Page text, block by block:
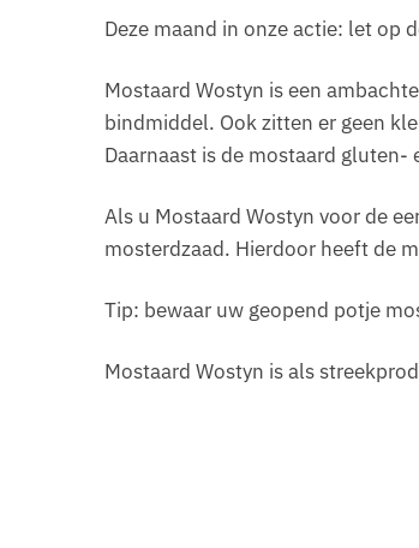
Deze maand in onze actie: let op
Mostaard Wostyn is een
bindmiddel. Ook zitten er geen
Daarnaast is de mostaard
Als u Mostaard Wostyn voor de
mosterdzaad. Hierdoor heeft de
Tip: bewaar uw geopend potje
Mostaard Wostyn is als